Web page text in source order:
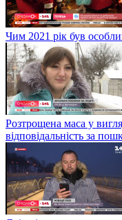
Чим 2021 рік був
Розтрощена маса у
відповідальність за